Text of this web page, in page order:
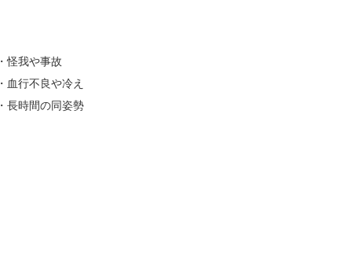
・怪我や事故
・血行不良や冷え
・長時間の同姿勢